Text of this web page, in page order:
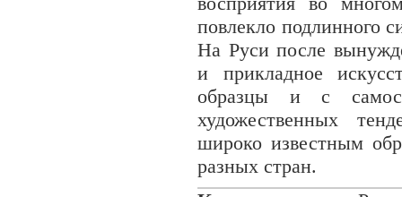
повлекло подлинного
На Руси после
и прикладное
образцы и с
художественных
широко известным
разных стран.